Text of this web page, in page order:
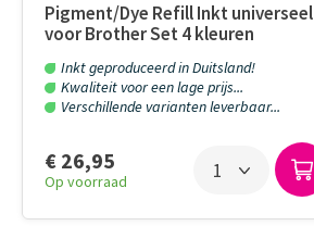
Pigment/Dye Refill Inkt universeel
voor Brother Set 4 kleuren
Inkt geproduceerd in Duitsland!
Kwaliteit voor een lage prijs...
Verschillende varianten leverbaar...
€ 26,95
Op voorraad